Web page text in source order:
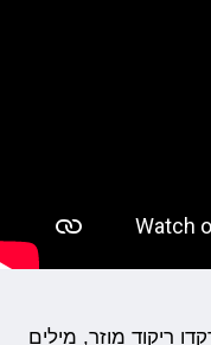
ריקוד מוזר, מילים